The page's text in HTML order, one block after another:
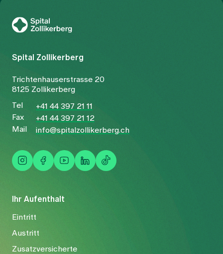
Ihr Aufenthalt
Eintritt
Austritt
Zusatzversicherte
Spital Zollikerberg
Trichtenhauserstrasse 20
8125 Zollikerberg
Tel
+41 44 397 21 11
Fax
+41 44 397 21 12
Mail
info@spitalzollikerberg.ch